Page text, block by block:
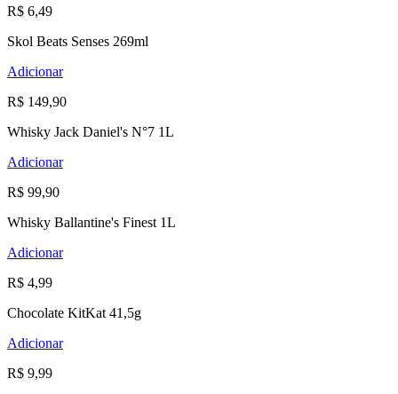
R$ 6,49
Skol Beats Senses 269ml
Adicionar
R$ 149,90
Whisky Jack Daniel's N°7 1L
Adicionar
R$ 99,90
Whisky Ballantine's Finest 1L
Adicionar
R$ 4,99
Chocolate KitKat 41,5g
Adicionar
R$ 9,99